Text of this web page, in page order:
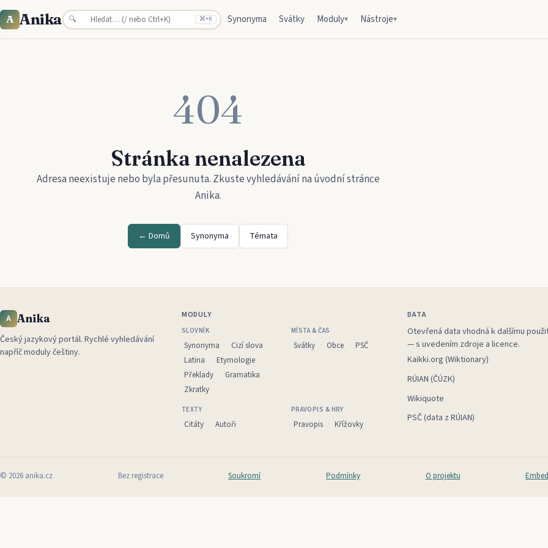
A Anika 🔍 ⌘+K Synonyma Svátky Moduly▾ Nástroje▾
404
Stránka nenalezena
Adresa neexistuje nebo byla přesunuta. Zkuste vyhledávání na úvodní stránce
Anika.
← Domů Synonyma Témata
A Anika
Český jazykový portál. Rychlé vyhledávání
napříč moduly češtiny.
MODULY
SLOVNÍK
Synonyma
Cizí slova
Latina
Etymologie
Překlady
Gramatika
Zkratky
MÍSTA & ČAS
Svátky Obce PSČ
TEXTY
Citáty Autoři
PRAVOPIS & HRY
Pravopis Křížovky
DATA
Otevřená data vhodná k dalšímu
— s uvedením zdroje a licence.
Kaikki.org (Wiktionary)
RÚIAN (ČÚZK)
Wikiquote
PSČ (data z RÚIAN)
© 2026 anika.cz Bez registrace Soukromí Podmínky O projektu